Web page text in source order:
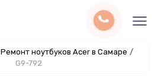
Ремонт ноутбуков Acer в Самаре /
G9-792